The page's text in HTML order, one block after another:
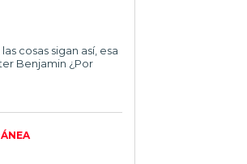
cosas sigan así, esa
Benjamin ¿Por